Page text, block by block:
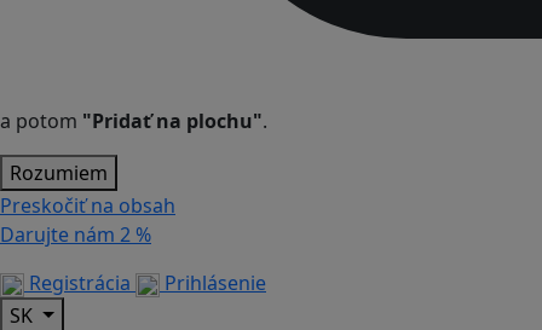
a potom "Pridať na plochu".
Rozumiem
Preskočiť na obsah
Darujte nám 2 %
Registrácia
Prihlásenie
SK